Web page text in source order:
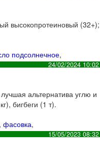
высокопротеиновый (32+);
подсолнечное,
24/02/2024 10:02
альтернатива углю и
бигбеги (1 т).
,фасовка,
15/05/2023 08:32